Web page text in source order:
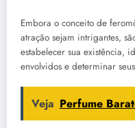
Embora o conceito de
atração sejam intrigantes,
estabelecer sua existência,
envolvidos e determinar
Veja Perfume